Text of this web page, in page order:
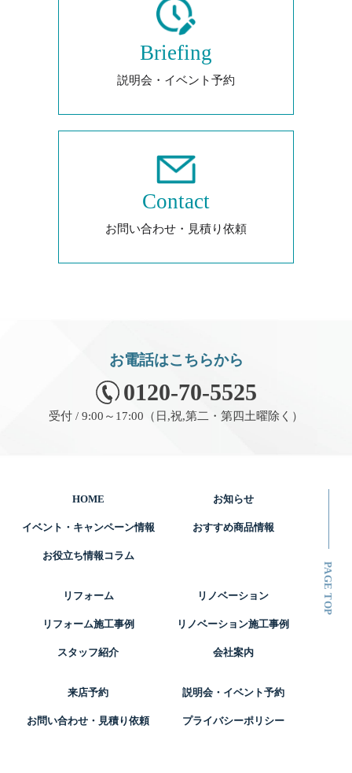
Briefing
説明会・イベント予約
Contact
お問い合わせ・見積り依頼
お電話はこちらから
0120-70-5525
受付 / 9:00～17:00（日,祝,第二・第四土曜除く）
HOME お知らせ
イベント・キャンペーン情報 おすすめ商品情報
お役立ち情報コラム
リフォーム リノベーション
リフォーム施工事例 リノベーション施工事例
スタッフ紹介 会社案内
来店予約 説明会・イベント予約
お問い合わせ・見積り依頼 プライバシーポリシー